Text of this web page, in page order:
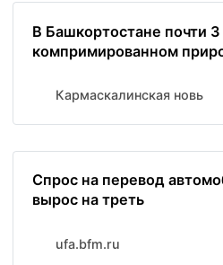
В Башкортостане почти
компримированном
Кармаскалинская новь
Спрос на перевод
вырос на треть
ufa.bfm.ru